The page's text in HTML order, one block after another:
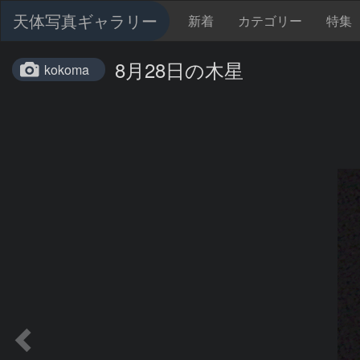
天体写真ギャラリー 新着 カテゴリー 特集
kokoma 8月28日の木星